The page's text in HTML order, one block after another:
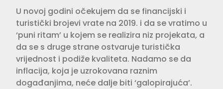
U novoj godini očekujem da se financijski i
turistički brojevi vrate na 2019. i da se vratimo u
‘puni ritam’ u kojem se realizira niz projekata, a
da se s druge strane ostvaruje turistička
vrijednost i podiže kvaliteta. Nadamo se da
inflacija, koja je uzrokovana raznim
događanjima, neće dalje biti ‘galopirajuća’.